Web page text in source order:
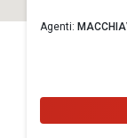
Agenti: